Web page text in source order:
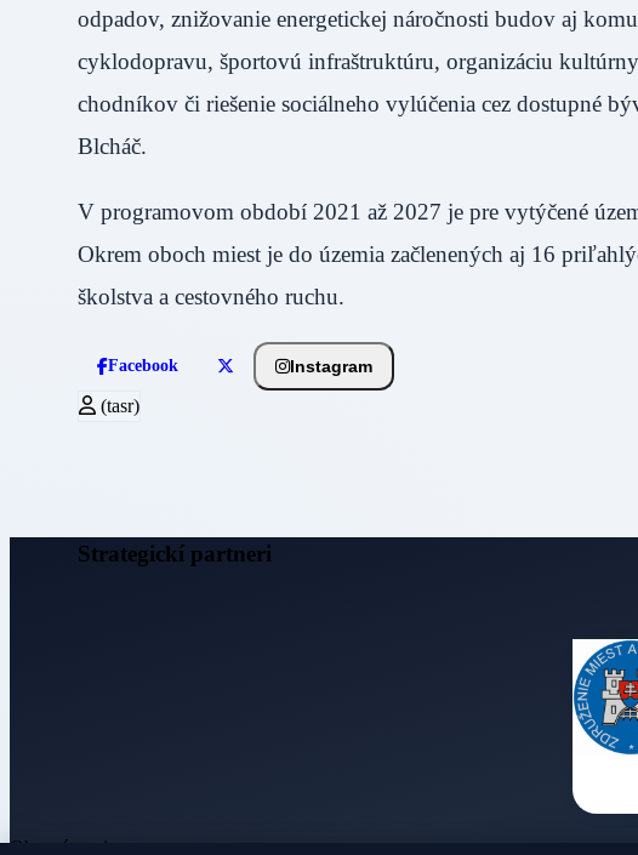
odpadov, znižovanie energetickej náročnosti budov aj
cyklodopravu, športovú infraštruktúru, organizáciu
chodníkov či riešenie sociálneho vylúčenia cez dostupné
Blcháč.
V programovom období 2021 až 2027 je pre vytýčené
Okrem oboch miest je do územia začlenených aj 16
školstva a cestovného ruchu.
Facebook Instagram
(tasr)
Strategickí partneri
Obecné noviny